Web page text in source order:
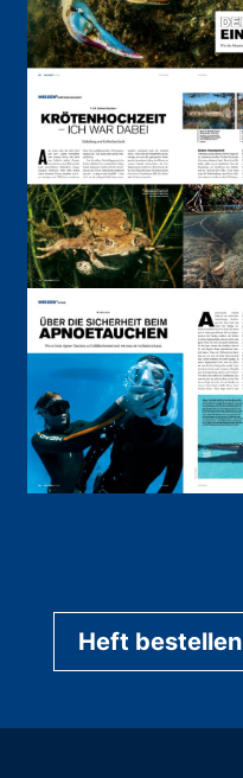
Heft bestellen